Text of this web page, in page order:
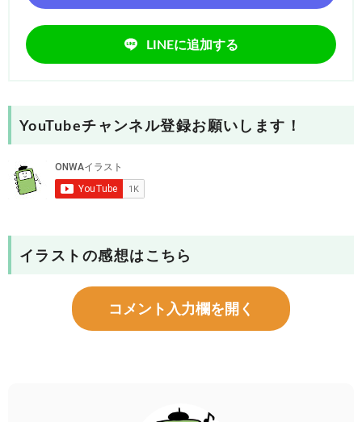
LINEに追加する
YouTubeチャンネル登録お願いします！
イラストの感想はこちら
コメント入力欄を開く